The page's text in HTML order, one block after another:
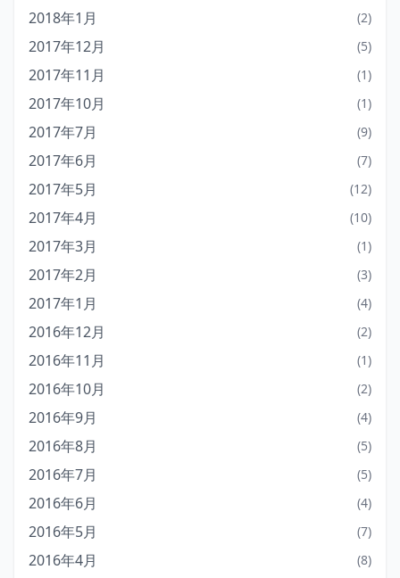
2018年1月 (2)
2017年12月 (5)
2017年11月 (1)
2017年10月 (1)
2017年7月 (9)
2017年6月 (7)
2017年5月 (12)
2017年4月 (10)
2017年3月 (1)
2017年2月 (3)
2017年1月 (4)
2016年12月 (2)
2016年11月 (1)
2016年10月 (2)
2016年9月 (4)
2016年8月 (5)
2016年7月 (5)
2016年6月 (4)
2016年5月 (7)
2016年4月 (8)